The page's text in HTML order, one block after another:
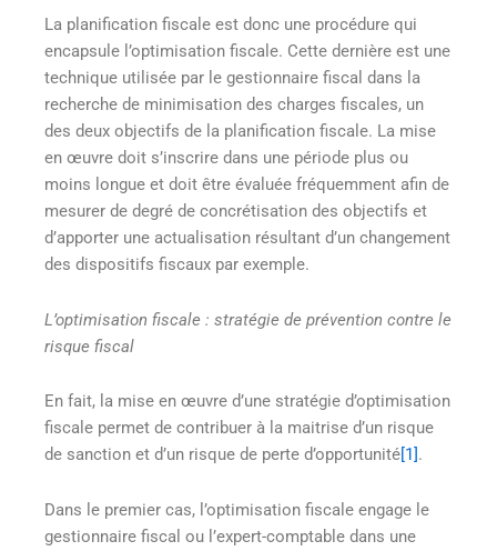
La planification fiscale est donc une procédure qui
encapsule l’optimisation fiscale. Cette dernière est une
technique utilisée par le gestionnaire fiscal dans la
recherche de minimisation des charges fiscales, un
des deux objectifs de la planification fiscale. La mise
en œuvre doit s’inscrire dans une période plus ou
moins longue et doit être évaluée fréquemment afin de
mesurer de degré de concrétisation des objectifs et
d’apporter une actualisation résultant d’un changement
des dispositifs fiscaux par exemple.
L’optimisation fiscale : stratégie de prévention contre le
risque fiscal
En fait, la mise en œuvre d’une stratégie d’optimisation
fiscale permet de contribuer à la maitrise d’un risque
de sanction et d’un risque de perte d’opportunité[1].
Dans le premier cas, l’optimisation fiscale engage le
gestionnaire fiscal ou l’expert-comptable dans une